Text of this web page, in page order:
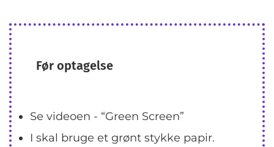
Før optagelse
Se videoen - “Green Screen”
I skal bruge et grønt stykke papir.